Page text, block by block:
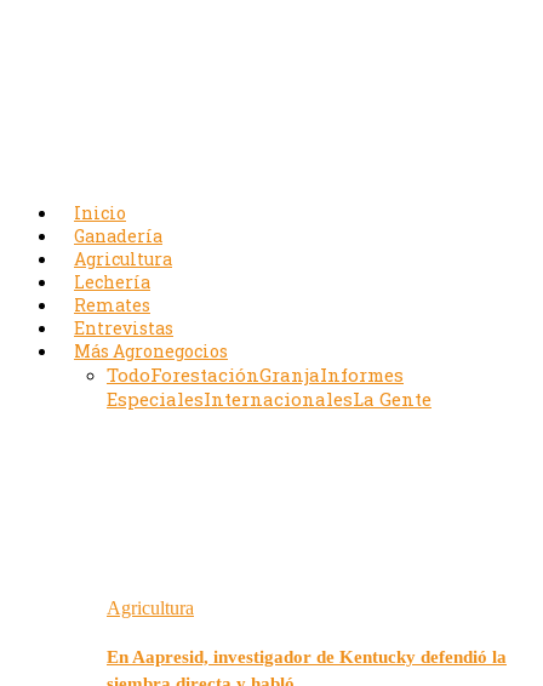
Inicio
Ganadería
Agricultura
Lechería
Remates
Entrevistas
Más Agronegocios
TodoForestaciónGranjaInformes
EspecialesInternacionalesLa Gente
Agricultura
En Aapresid, investigador de Kentucky defendió la